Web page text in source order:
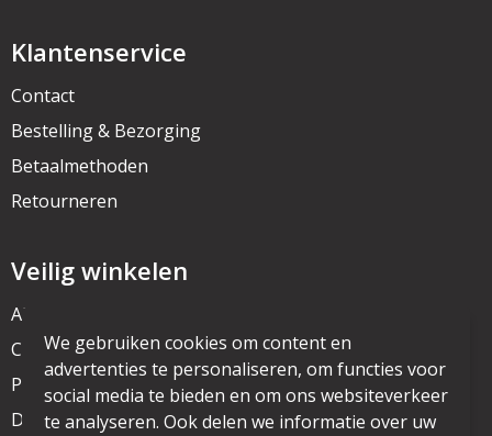
Klantenservice
Contact
Bestelling & Bezorging
Betaalmethoden
Retourneren
Veilig winkelen
Algemene voorwaarden
Cookieverklaring
Privacyverklaring
Disclaimer
We gebruiken cookies om content en
advertenties te personaliseren, om functies voor
social media te bieden en om ons websiteverkeer
te analyseren. Ook delen we informatie over uw